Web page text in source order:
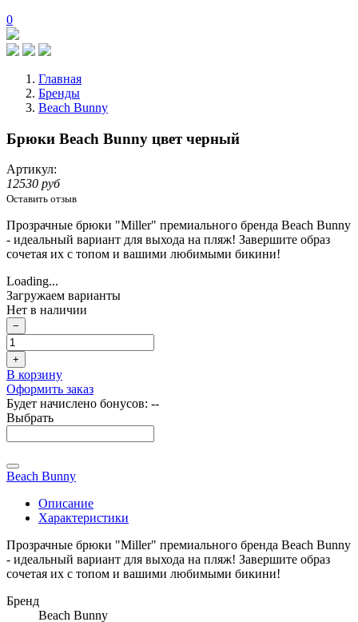
0
Главная
Бренды
Beach Bunny
Брюки Beach Bunny цвет черный
Артикул:
12530 руб
Оставить отзыв
Прозрачные брюки "Miller" премиального бренда Beach Bunny
- идеальный вариант для выхода на пляж! Завершите образ
сочетая их с топом и вашими любимыми бикини!
Loading...
Загружаем варианты
Нет в наличии
−
+
В корзину
Оформить заказ
Будет начислено бонусов: --
Выбрать
Beach Bunny
Описание
Характеристики
Прозрачные брюки "Miller" премиального бренда Beach Bunny
- идеальный вариант для выхода на пляж! Завершите образ
сочетая их с топом и вашими любимыми бикини!
Бренд
Beach Bunny